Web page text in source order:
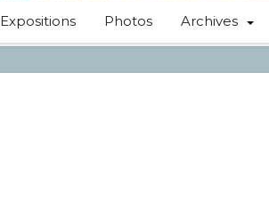
Expositions Photos Archives